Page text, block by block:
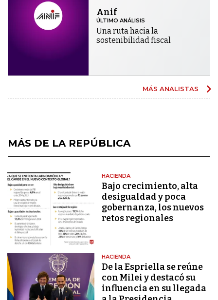
Anif
ÚLTIMO ANÁLISIS
Una ruta hacia la
sostenibilidad fiscal
MÁS ANALISTAS
MÁS DE LA REPÚBLICA
HACIENDA
Bajo crecimiento, alta
desigualdad y poca
gobernanza, los nuevos
retos regionales
HACIENDA
De la Espriella se reúne
con Milei y destacó su
influencia en su llegada